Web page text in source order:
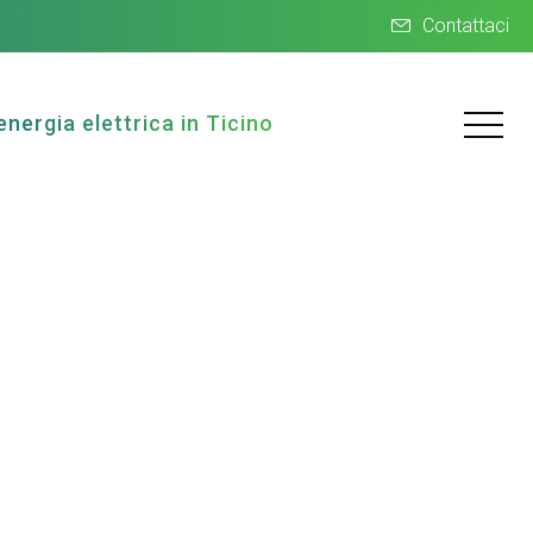
Contattaci
elettrica in Ticino